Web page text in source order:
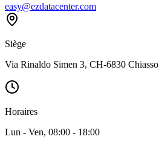
easy@ezdatacenter.com
Siège
Via Rinaldo Simen 3, CH-6830 Chiasso
Horaires
Lun - Ven, 08:00 - 18:00